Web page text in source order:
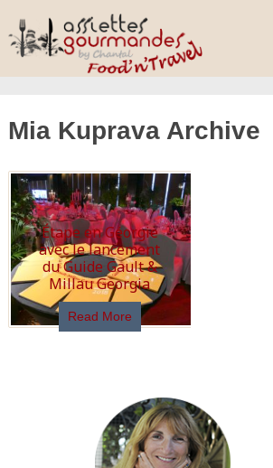
Mia Kuprava Archive
Étape en Géorgie
avec le lancement
du Guide Gault &
Millau Georgia
Read More